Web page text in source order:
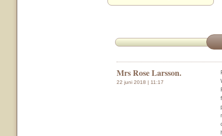
Mrs Rose Larsson.
22 juni 2018 | 11:17